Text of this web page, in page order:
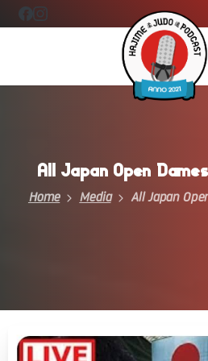
All Japan Open Dames
Home Media All Japan